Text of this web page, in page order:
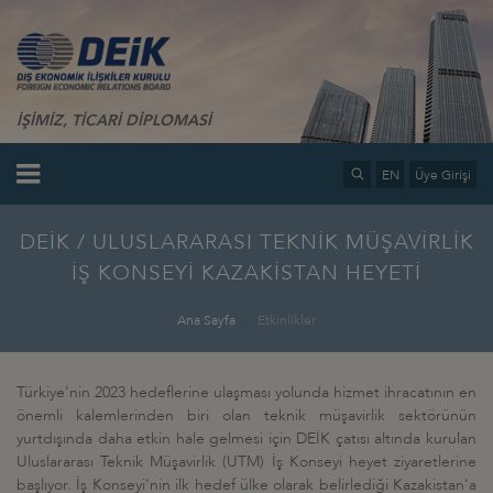
İŞİMİZ, TİCARİ DİPLOMASİ
EN Üye Girişi
DEİK / ULUSLARARASI TEKNİK MÜŞAVİRLİK
İŞ KONSEYİ KAZAKİSTAN HEYETİ
Ana Sayfa Etkinlikler
Türkiye'nin 2023 hedeflerine ulaşması yolunda hizmet ihracatının en
önemli kalemlerinden biri olan teknik müşavirlik sektörünün
yurtdışında daha etkin hale gelmesi için DEİK çatısı altında kurulan
Uluslararası Teknik Müşavirlik (UTM) İş Konseyi heyet ziyaretlerine
başlıyor. İş Konseyi'nin ilk hedef ülke olarak belirlediği Kazakistan'a